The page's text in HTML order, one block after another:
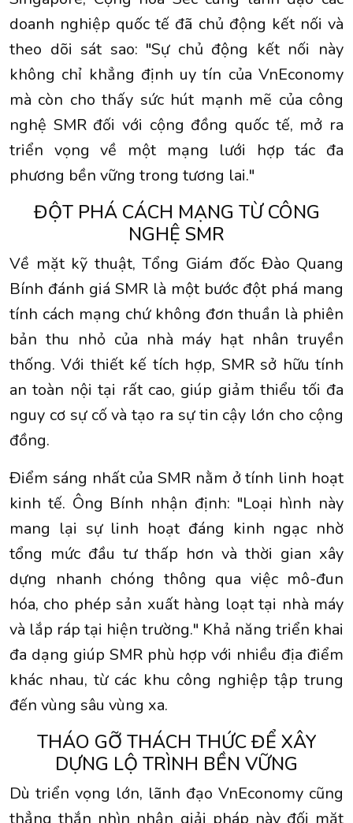
doanh nghiệp quốc tế đã chủ động kết nối và
theo dõi sát sao: "Sự chủ động kết nối này
không chỉ khẳng định uy tín của VnEconomy
mà còn cho thấy sức hút mạnh mẽ của công
nghệ SMR đối với cộng đồng quốc tế, mở ra
triển vọng về một mạng lưới hợp tác đa
phương bền vững trong tương lai."
ĐỘT PHÁ CÁCH MẠNG TỪ CÔNG
NGHỆ SMR
Về mặt kỹ thuật, Tổng Giám đốc Đào Quang
Bính đánh giá SMR là một bước đột phá mang
tính cách mạng chứ không đơn thuần là phiên
bản thu nhỏ của nhà máy hạt nhân truyền
thống. Với thiết kế tích hợp, SMR sở hữu tính
an toàn nội tại rất cao, giúp giảm thiểu tối đa
nguy cơ sự cố và tạo ra sự tin cậy lớn cho cộng
đồng.
Điểm sáng nhất của SMR nằm ở tính linh hoạt
kinh tế. Ông Bính nhận định: "Loại hình này
mang lại sự linh hoạt đáng kinh ngạc nhờ
tổng mức đầu tư thấp hơn và thời gian xây
dựng nhanh chóng thông qua việc mô-đun
hóa, cho phép sản xuất hàng loạt tại nhà máy
và lắp ráp tại hiện trường." Khả năng triển khai
đa dạng giúp SMR phù hợp với nhiều địa điểm
khác nhau, từ các khu công nghiệp tập trung
đến vùng sâu vùng xa.
THÁO GỠ THÁCH THỨC ĐỂ XÂY
DỰNG LỘ TRÌNH BỀN VỮNG
Dù triển vọng lớn, lãnh đạo VnEconomy cũng